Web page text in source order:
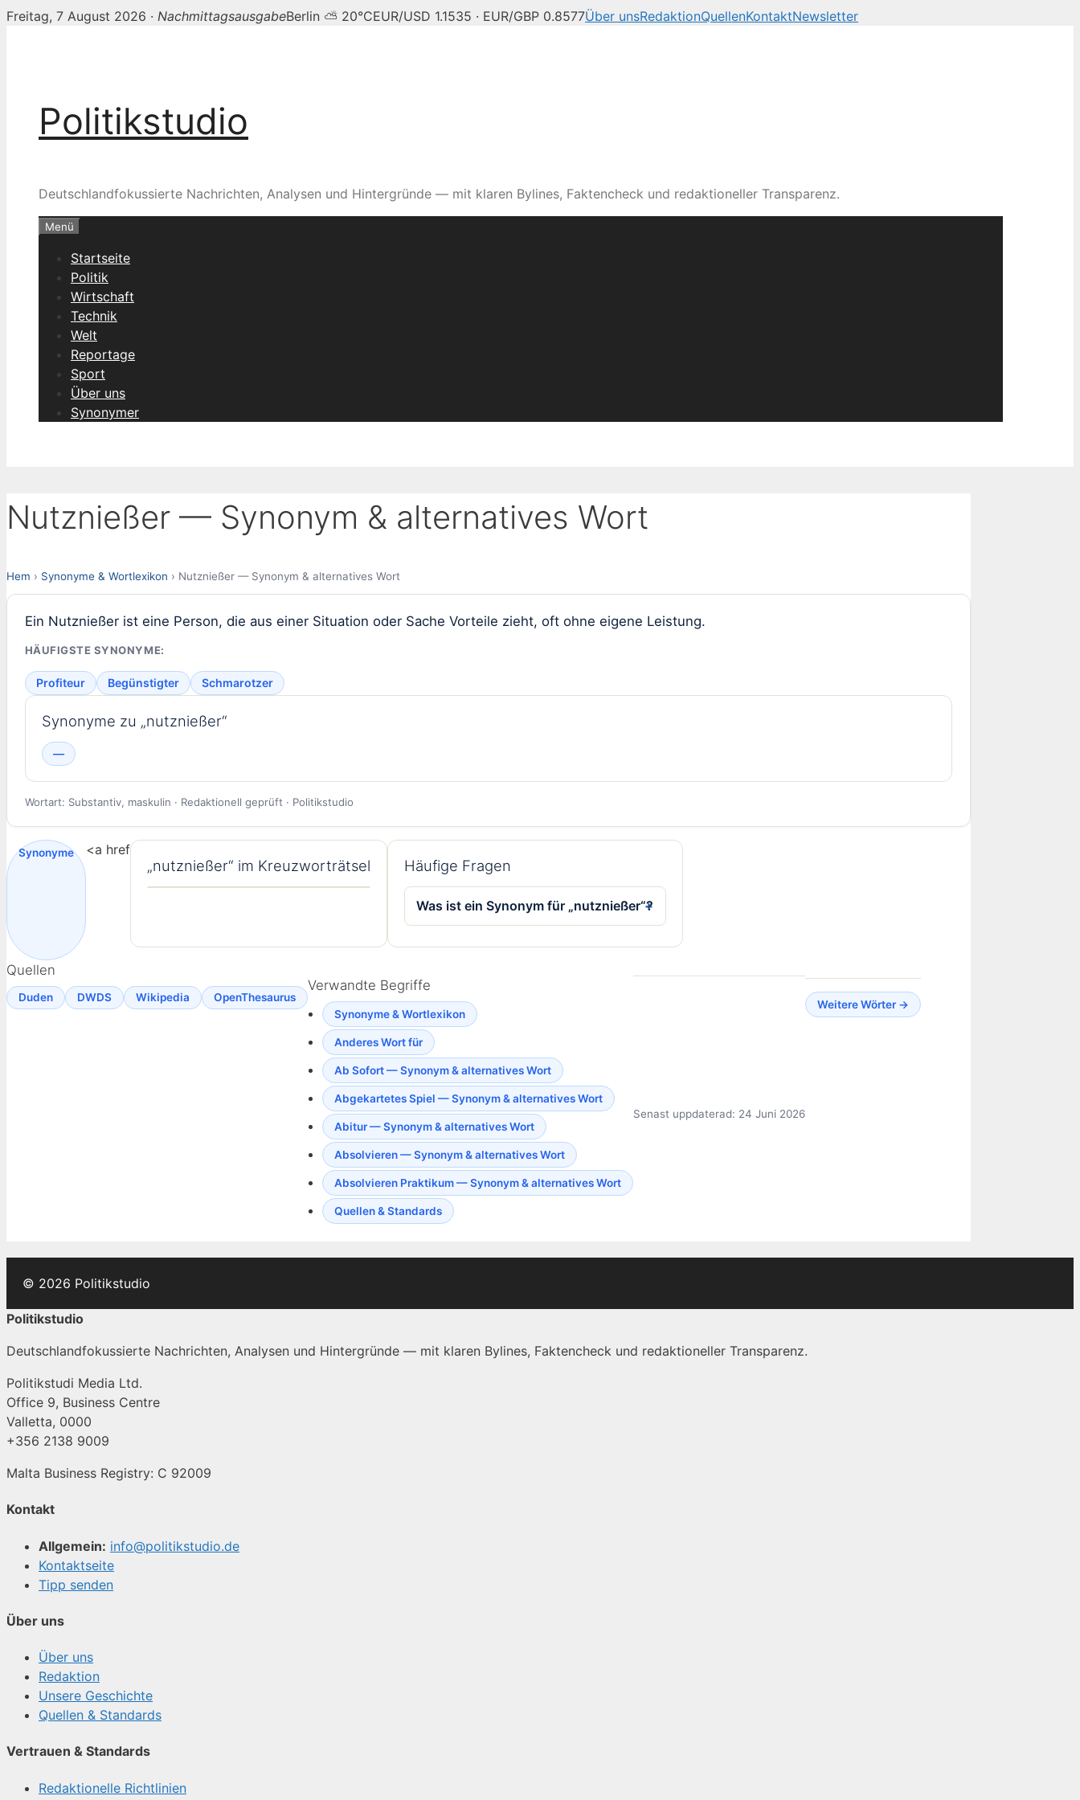
Freitag, 7 August 2026 · NachmittagsausgabeBerlin ⛅ 20°CEUR/USD 1.1535 · EUR/GBP 0.8577Über unsRedaktionQuellenKontaktNewsletter
Politikstudio
Deutschlandfokussierte Nachrichten, Analysen und Hintergründe — mit klaren Bylines, Faktencheck und redaktioneller Transparenz.
Menü
Startseite
Politik
Wirtschaft
Technik
Welt
Reportage
Sport
Über uns
Synonymer
Nutznießer — Synonym & alternatives Wort
Hem › Synonyme & Wortlexikon › Nutznießer — Synonym & alternatives Wort
Ein Nutznießer ist eine Person, die aus einer Situation oder Sache Vorteile zieht, oft ohne eigene Leistung.
HÄUFIGSTE SYNONYME:
Profiteur Begünstigter Schmarotzer
Synonyme zu „nutznießer“
—
Wortart: Substantiv, maskulin · Redaktionell geprüft · Politikstudio
Synonyme <a href
„nutznießer“ im Kreuzworträtsel Häufige Fragen
Was ist ein Synonym für „nutznießer“?
Quellen
Duden DWDS Wikipedia OpenThesaurus
Verwandte Begriffe
Synonyme & Wortlexikon
Anderes Wort für
Ab Sofort — Synonym & alternatives Wort
Abgekartetes Spiel — Synonym & alternatives Wort
Abitur — Synonym & alternatives Wort
Absolvieren — Synonym & alternatives Wort
Absolvieren Praktikum — Synonym & alternatives Wort
Quellen & Standards
Senast uppdaterad: 24 Juni 2026
Weitere Wörter →
© 2026 Politikstudio
Politikstudio
Deutschlandfokussierte Nachrichten, Analysen und Hintergründe — mit klaren Bylines, Faktencheck und redaktioneller Transparenz.
Politikstudi Media Ltd.
Office 9, Business Centre
Valletta, 0000
+356 2138 9009
Malta Business Registry: C 92009
Kontakt
Allgemein: info@politikstudio.de
Kontaktseite
Tipp senden
Über uns
Über uns
Redaktion
Unsere Geschichte
Quellen & Standards
Vertrauen & Standards
Redaktionelle Richtlinien